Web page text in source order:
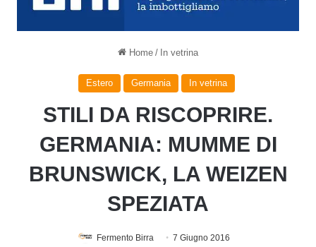
Home / In vetrina
Estero Germania In vetrina
STILI DA RISCOPRIRE.
GERMANIA: MUMME DI
BRUNSWICK, LA WEIZEN
SPEZIATA
Fermento Birra 7 Giugno 2016